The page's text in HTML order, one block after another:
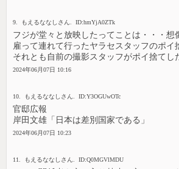
9. もえるななしさん. ID:hmYjA0ZTk
フジが堂々と放映したってことは・・・想
雇って連れて行ったヤラセスタッフのポ
それとも自前の撮影スタッフがポイ捨てし
2024年06月07日 10:16
10. もえるななしさん. ID:Y3OGUwOTc
官邸広報
岸田文雄「日本は差別国家である」
2024年06月07日 10:23
11. もえるななしさん. ID:Q0MGVlMDU